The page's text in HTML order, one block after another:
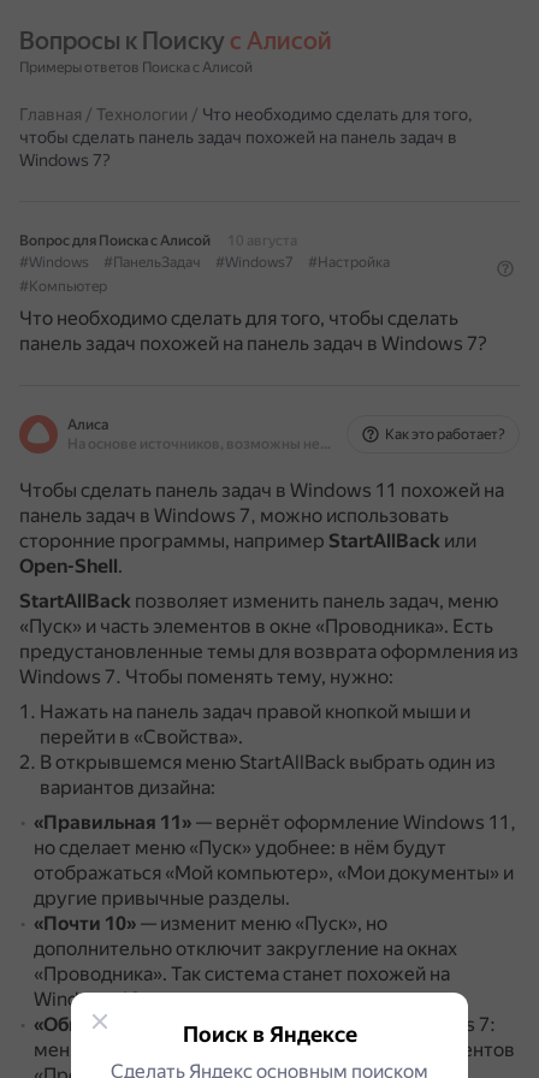
Вопросы к Поиску с Алисой
Примеры ответов Поиска с Алисой
Главная / Технологии / Что необходимо сделать для того,
чтобы сделать панель задач похожей на панель задач в
Windows 7?
Вопрос для Поиска с Алисой
10 августа
#Windows
#ПанельЗадач #Windows7
#Настройка
#Компьютер
Что необходимо сделать для того, чтобы сделать
панель задач похожей на панель задач в Windows 7?
Алиса
На основе источников, возможны неточности
Как это работает?
Чтобы сделать панель задач в Windows 11 похожей на
панель задач в Windows 7, можно использовать
сторонние программы, например StartAllBack или
Open-Shell.
StartAllBack позволяет изменить панель задач, меню
«Пуск» и часть элементов в окне «Проводника». Есть
предустановленные темы для возврата оформления из
Windows 7. Чтобы поменять тему, нужно:
Нажать на панель задач правой кнопкой мыши и
перейти в «Свойства».
В открывшемся меню StartAllBack выбрать один из
вариантов дизайна:
«Правильная 11» — вернёт оформление Windows 11,
но сделает меню «Пуск» удобнее: в нём будут
отображаться «Мой компьютер», «Мои документы» и
другие привычные разделы.
«Почти 10» — изменит меню «Пуск», но
дополнительно отключит закругление на окнах
«Проводника». Так система станет похожей на
Windows 10.
«Обновлённая 7»— возвращает дизайн Windows 7:
меняет панель задач, меню «Пуск» и часть элементов
Поиск в Яндексе
Сделать Яндекс основным поиском